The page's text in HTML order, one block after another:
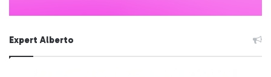
Expert Alberto